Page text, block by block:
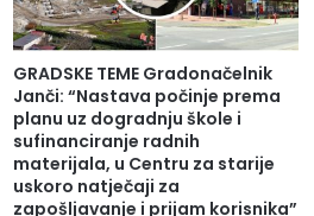
GRADSKE TEME Gradonačelnik
Janči: “Nastava počinje prema
planu uz dogradnju škole i
sufinanciranje radnih
materijala, u Centru za starije
uskoro natječaji za
zapošljavanje i prijam korisnika”